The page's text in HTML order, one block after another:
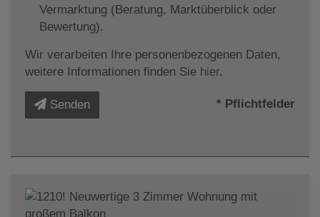
Vermarktung (Beratung, Marktüberblick oder
Bewertung).
Wir verarbeiten Ihre personenbezogenen Daten,
weitere Informationen finden Sie hier.
Senden * Pflichtfelder